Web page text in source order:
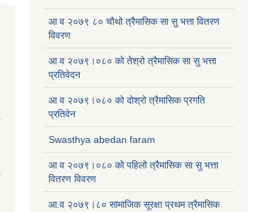
आ व २०७९ ८० चौथो त्रैमासिक सा सु भत्ता वितरण
विवरण
आ व २०७९।०८० को तेश्रो त्रैमासिक सा सु भत्ता
प्रतिवेदन
आ व २०७९।०८० को दोश्रो त्रैमासिक प्रगति
प्रतिवेन
Swasthya abedan faram
आ व २०७९।०८० को पहिलो त्रैमासिक सा सु भत्ता
वितरण विवरण
आ.व २०७९।८० सामाजिक सूरक्षा प्रथम त्रैमासिक